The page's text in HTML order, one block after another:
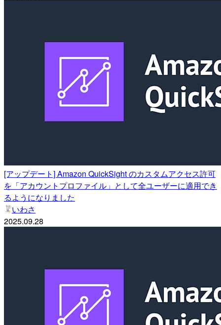
[アップデート] Amazon QuickSight のカスタムアクセス許可
を「アカウントプロファイル」として全ユーザーに適用でき
るようになりました
いわさ
2025.09.28